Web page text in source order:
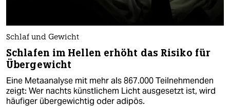
Schlaf und Gewicht
Schlafen im Hellen erhöht das Risiko für
Übergewicht
Eine Metaanalyse mit mehr als 867.000 Teilnehmenden
zeigt: Wer nachts künstlichem Licht ausgesetzt ist, wird
häufiger übergewichtig oder adipös.